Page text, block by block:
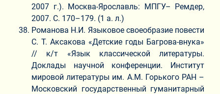
2007 г.). Москва-Ярославль: МПГУ– Ремдер,
2007. С. 170–179. (1 а. л.)
Романова Н.И. Языковое своеобразие повести
С. Т. Аксакова «Детские годы Багрова-внука»
// к/т «Язык классической литературы.
Доклады научной конференции. Институт
мировой литературы им. А.М. Горького РАН –
Московский государственный гуманитарный